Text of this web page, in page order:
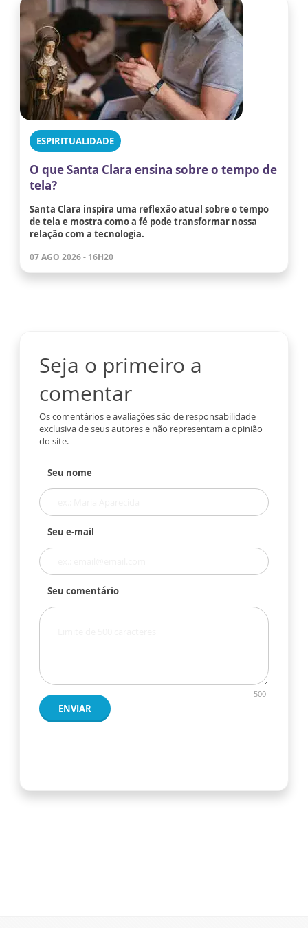
ESPIRITUALIDADE
O que Santa Clara ensina sobre o tempo de
tela?
Santa Clara inspira uma reflexão atual sobre o tempo
de tela e mostra como a fé pode transformar nossa
relação com a tecnologia.
07 AGO 2026 - 16H20
Seja o primeiro a
comentar
Os comentários e avaliações são de responsabilidade
exclusiva de seus autores e não representam a opinião
do site.
Seu nome
Seu e-mail
Seu comentário
500
ENVIAR